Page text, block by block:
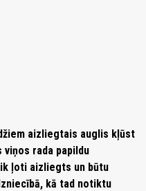
aizliegtais auglis kļūst
rada papildu
ļoti aizliegts un būtu
kā tad notiktu